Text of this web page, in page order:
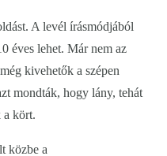
A levél írásmódjából
éves lehet. Már nem az
kivehetők a szépen
mondták, hogy lány, tehát
a kört.
közbe a